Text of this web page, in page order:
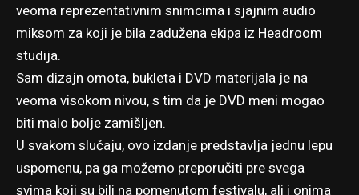
veoma reprezentativnim snimcima i sjajnim audio
miksom za koji je bila zadužena ekipa iz Headroom
studija.
Sam dizajn omota, bukleta i DVD materijala je na
veoma visokom nivou, s tim da je DVD meni mogao
biti malo bolje zamišljen.
U svakom slučaju, ovo izdanje predstavlja jednu lepu
uspomenu, pa ga možemo preporučiti pre svega
svima koji su bili na pomenutom festivalu, ali i onima